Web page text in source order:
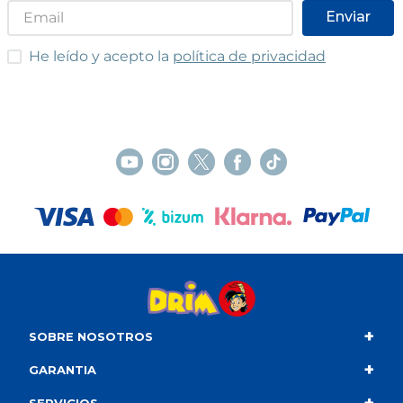
Enviar
He leído y acepto las condiciones
He leído y acepto la política de privacidad
SOBRE NOSOTROS +
Contacto
GARANTIA +